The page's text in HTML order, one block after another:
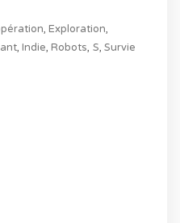
Exploration
Indie Robots S Survie